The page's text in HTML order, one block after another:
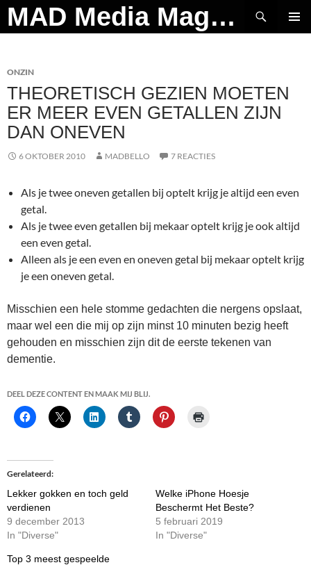
Ga
naar
MAD Media Magazine
Zoeken
ONZIN
THEORETISCH GEZIEN MOETEN
ER MEER EVEN GETALLEN ZIJN
DAN ONEVEN
6 OKTOBER 2010 MADBELLO 7 REACTIES
Als je twee oneven getallen bij optelt krijg je altijd een even
getal.
Als je twee even getallen bij mekaar optelt krijg je ook altijd
een even getal.
Alleen als je een even en oneven getal bij mekaar optelt krijg
je een oneven getal.
Misschien een hele stomme gedachten die nergens opslaat,
maar wel een die mij op zijn minst 10 minuten bezig heeft
gehouden en misschien zijn dit de eerste tekenen van
dementie.
DEEL DEZE CONTENT EN MAAK MIJ BLIJ.
Gerelateerd
Lekker gokken en toch geld
verdienen
9 december 2013
In "Diverse"
Welke iPhone Hoesje
Beschermt Het Beste?
5 februari 2019
In "Diverse"
Top 3 meest gespeelde